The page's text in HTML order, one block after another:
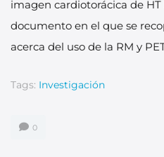
imagen cardiotorácica de
documento en el que se
acerca del uso de la RM y
Tags: Investigación
0